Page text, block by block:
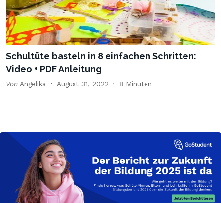
Schultüte basteln in 8 einfachen Schritten:
Video + PDF Anleitung
Von Angelika August 31, 2022 8 Minuten